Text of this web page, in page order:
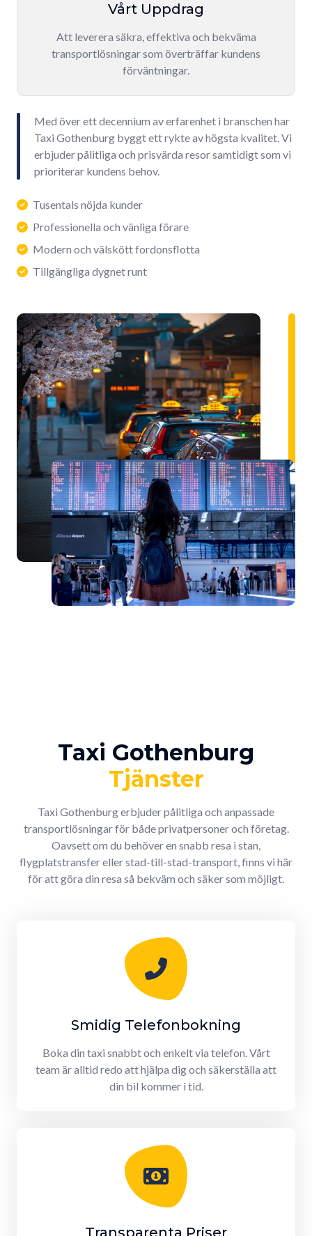
Vårt Uppdrag
Att leverera säkra, effektiva och bekväma
transportlösningar som överträffar kundens
förväntningar.
Med över ett decennium av erfarenhet i branschen har
Taxi Gothenburg byggt ett rykte av högsta kvalitet. Vi
erbjuder pålitliga och prisvärda resor samtidigt som vi
prioriterar kundens behov.
Tusentals nöjda kunder
Professionella och vänliga förare
Modern och välskött fordonsflotta
Tillgängliga dygnet runt
Taxi Gothenburg
Tjänster
Taxi Gothenburg erbjuder pålitliga och anpassade
transportlösningar för både privatpersoner och företag.
Oavsett om du behöver en snabb resa i stan,
flygplatstransfer eller stad-till-stad-transport, finns vi här
för att göra din resa så bekväm och säker som möjligt.
Smidig Telefonbokning
Boka din taxi snabbt och enkelt via telefon. Vårt
team är alltid redo att hjälpa dig och säkerställa att
din bil kommer i tid.
Transparenta Priser